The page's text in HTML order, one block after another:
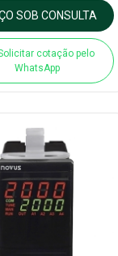
SOB CONSULTA
cotação pelo
WhatsApp